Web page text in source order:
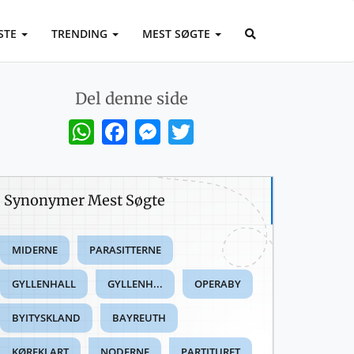
TRENDING MEST SØGTE
Del denne side
WhatsAppFacebookMessenger
Synonymer Mest Søgte
MIDERNE PARASITTERNE
GYLLENHALL GYLLENH... OPERABY
BYITYSKLAND BAYREUTH